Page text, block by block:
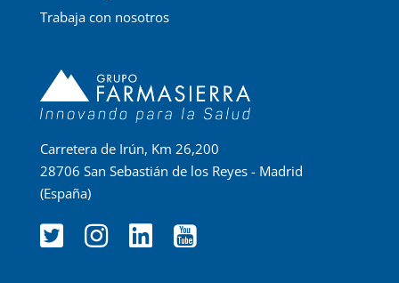
Trabaja con nosotros
Carretera de Irún, Km 26,200
28706 San Sebastián de los Reyes - Madrid
(España)